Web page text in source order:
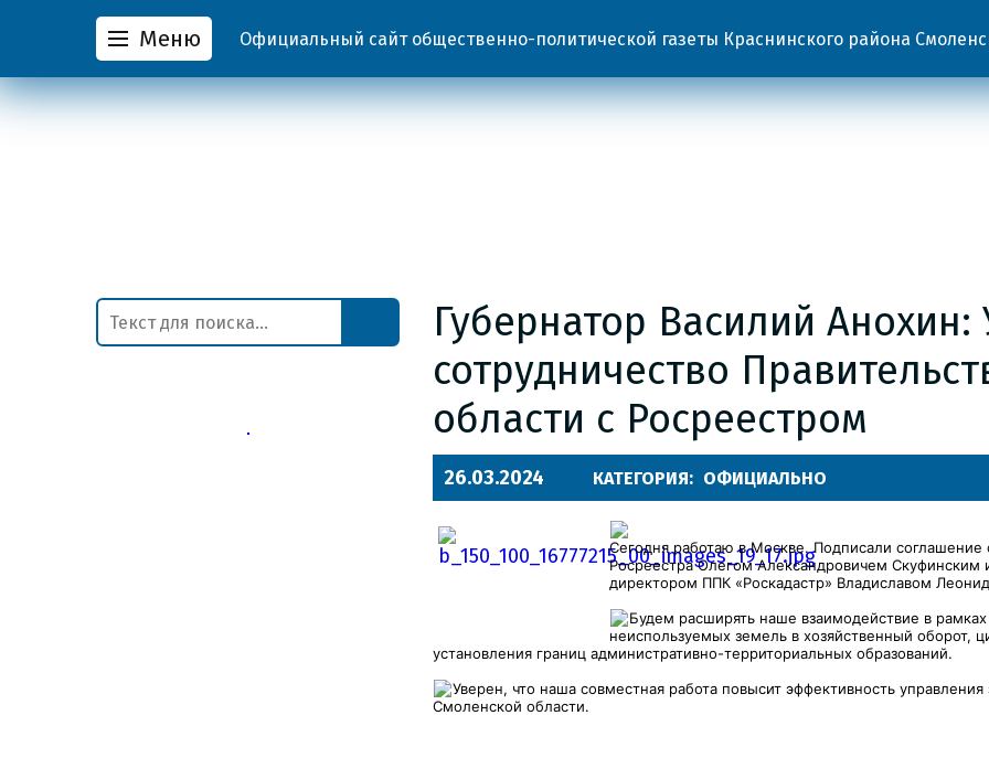
Меню Официальный сайт общественно-политической газеты Краснинского района
Губернатор Василий Анохин:
сотрудничество
области с Росреестром
26.03.2024 КАТЕГОРИЯ: ОФИЦИАЛЬНО
Сегодня работаю в Москве. Подписали соглашение
Росреестра Олегом Александровичем Скуфинским
директором ППК «Роскадастр» Владиславом
Будем расширять наше взаимодействие в
неиспользуемых земель в хозяйственный оборот,
установления границ административно-территориальных образований.
Уверен, что наша совместная работа повысит эффективность
Смоленской области.